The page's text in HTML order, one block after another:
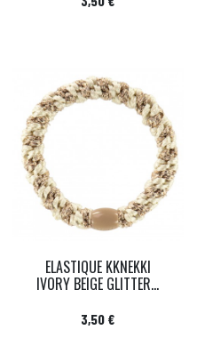
ELASTIQUE KKNEKKI
IVORY BEIGE GLITTER...
Prix
3,50 €